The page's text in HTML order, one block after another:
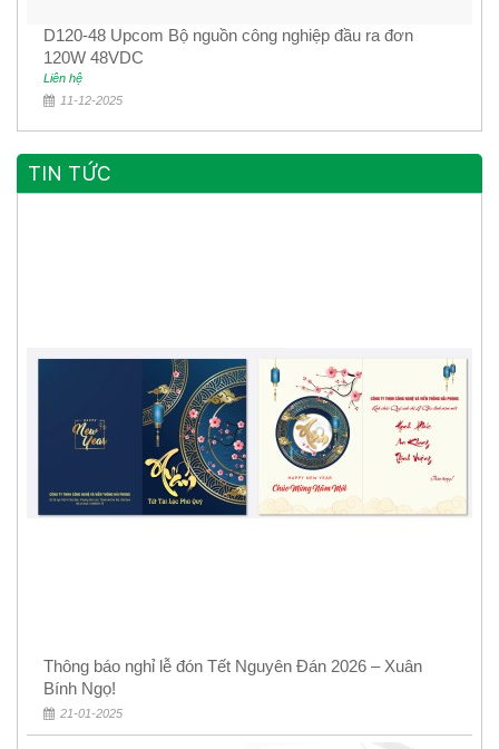
D120-48 Upcom Bộ nguồn công nghiệp đầu ra đơn
120W 48VDC
Liên hệ
11-12-2025
TIN TỨC
Thông báo nghỉ lễ đón Tết Nguyên Đán 2026 – Xuân
Bính Ngọ!
21-01-2025